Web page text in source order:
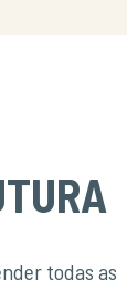
todas as